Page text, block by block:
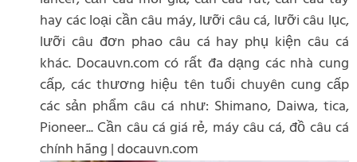
hay các loại cần câu máy, lưỡi câu cá, lưỡi câu lục,
lưỡi câu đơn phao câu cá hay phụ kiện câu cá
khác. Docauvn.com có rất đa dạng các nhà cung
cấp, các thương hiệu tên tuổi chuyên cung cấp
các sản phẩm câu cá như: Shimano, Daiwa, tica,
Pioneer... Cần câu cá giá rẻ, máy câu cá, đồ câu cá
chính hãng | docauvn.com